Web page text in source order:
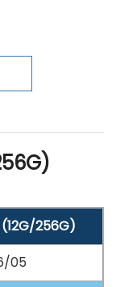
對體驗造成的
GB
NFC等連線功
加便利。續航
間外出與娛樂需
線快充，快速恢
為其他裝置補
(12G/256G)
05